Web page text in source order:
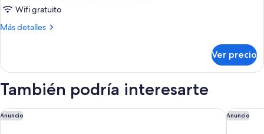
Wifi gratuito
Más detalles
Más
familiar
Ver precio
También podría interesarte
Anuncio
Aspen Suites Hotel Fairbanks Anuncio